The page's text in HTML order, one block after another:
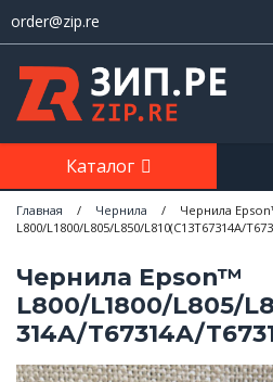
order@zip.re
Каталог
Главная / Чернила /
Чернила
L800/L1800/L805/L850/L810(C13T67314A/
Чернила Epson™
L800/L1800/L805/
314A/T67314A/